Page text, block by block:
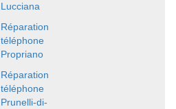
Lucciana
Réparation
téléphone
Propriano
Réparation
téléphone
Prunelli-di-